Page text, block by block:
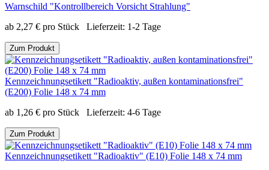
Warnschild "Kontrollbereich Vorsicht Strahlung"
ab 2,27 € pro Stück Lieferzeit: 1-2 Tage
Zum Produkt
Kennzeichnungsetikett "Radioaktiv, außen kontaminationsfrei"
(E200) Folie 148 x 74 mm
ab 1,26 € pro Stück Lieferzeit: 4-6 Tage
Zum Produkt
Kennzeichnungsetikett "Radioaktiv" (E10) Folie 148 x 74 mm